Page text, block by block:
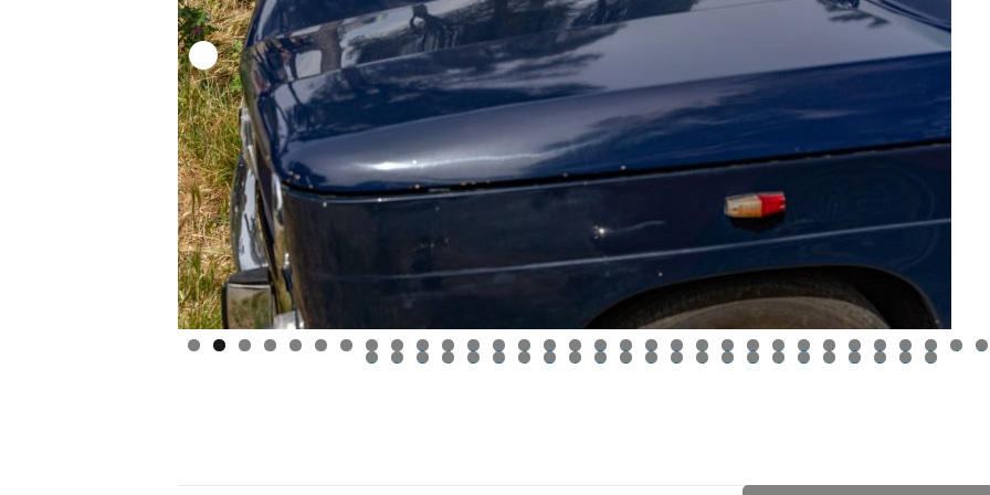
0 1 2 3 4 5 6 7 8 9 0 1 2 3 4 5 6 7 8 9 0 1 2
8 9 0 1 2 3 4 5 6 7 8 9 0 1 2 3 4 5 6 7 8 9 0